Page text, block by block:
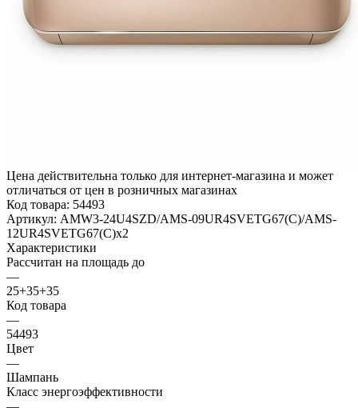
Цена действительна только для интернет-магазина и может
отличаться от цен в розничных магазинах
Код товара: 54493
Артикул: AMW3-24U4SZD/AMS-09UR4SVETG67(C)/AMS-
12UR4SVETG67(C)x2
Характеристики
Рассчитан на площадь до
—
25+35+35
Код товара
—
54493
Цвет
—
Шампань
Класс энергоэффективности